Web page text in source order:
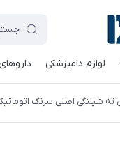
لوازم دامپزشکی
ته شیلنگی اصلی سرنگ